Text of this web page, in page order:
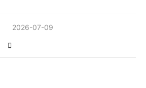
2026-07-09